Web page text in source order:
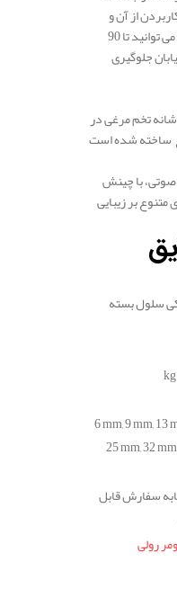
از آن و
پوشاندن همه ای سطوح دیوار، می توانید تا 90
جلوگیری
تخم مرغی در
ساخته شده است
صوتی، با چینش
بر زیبایی
سلول بسته
6 mm, 9 mm, 13
25 mm, 32
سفارش قابل
رولی